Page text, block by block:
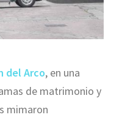
del Arco, en una
de matrimonio y
mimaron